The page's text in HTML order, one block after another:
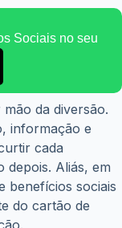
Sociais no seu
da diversão.
informação e
cada
depois. Aliás, em
benefícios sociais
do cartão de